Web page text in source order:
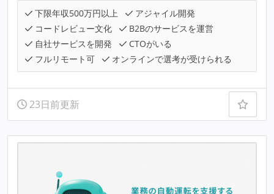
下限年収500万円以上
アジャイル開発
コードレビュー文化
B2Bのサービスを運営
自社サービスを開発
CTOがいる
フルリモート可
オンラインで選考が受けられる
23日前更新